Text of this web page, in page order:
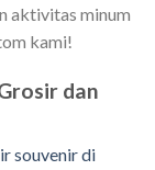
aktivitas minum
kami!
dan
souvenir di